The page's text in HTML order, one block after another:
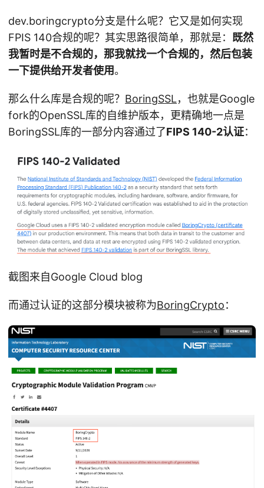
dev.boringcrypto分支是什么呢？它又是如何实现
FPIS 140合规的呢？其实思路很简单，那就是： 既然
我暂时是不合规的，那我就找一个合规的，然后包装
一下提供给开发者使用。
那么什么库是合规的呢？ BoringSSL，也就是Google
fork的OpenSSL库的自维护版本，更精确地一点是
BoringSSL库的一部分内容通过了FIPS 140-2认证：
截图来自Google Cloud blog
而通过认证的这部分模块被称为BoringCrypto：